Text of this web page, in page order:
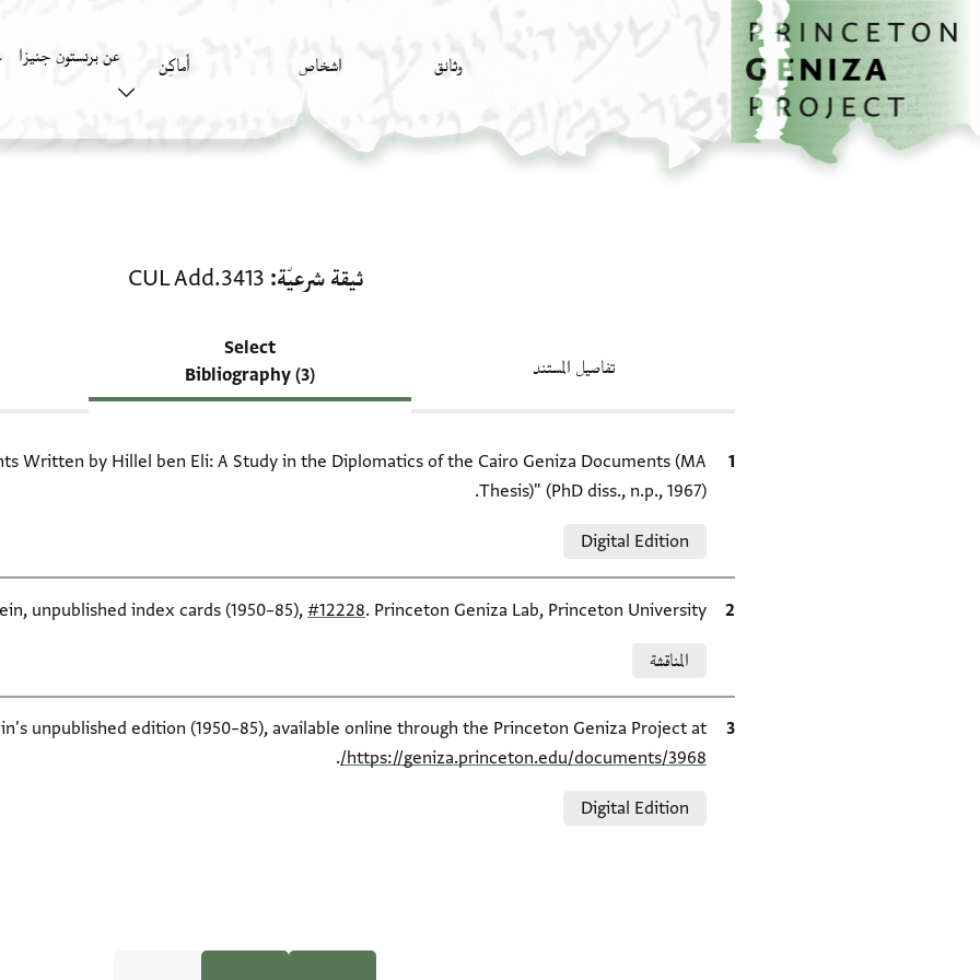
تخطي إلى المحتوى الرئيسي
الصفحة الرئيسية
وثائق اشخاص أَماكِن عن برنستون جنيزا
ثيقة شرعيّة CUL Add.3413
تفاصيل المستند
Select
Bibliography (3)
الاقتباس المرجعي
Written by Hillel ben Eli: A Study in the Diplomatics of the Cairo Geniza Documents (MA
Thesis)" (PhD diss., n.p., 1967).
Digital Edition
الاقتباس المرجعي unpublished index cards (1950–85), #12228. Princeton Geniza Lab, Princeton University.
المناقشة
الاقتباس المرجعي
unpublished edition (1950–85), available online through the Princeton Geniza Project at
https://geniza.princeton.edu/documents/3968/
.
Digital Edition